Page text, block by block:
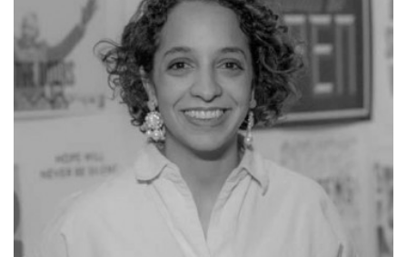
نحن
مدربون
ومتحدثون
سنوات
سابقة